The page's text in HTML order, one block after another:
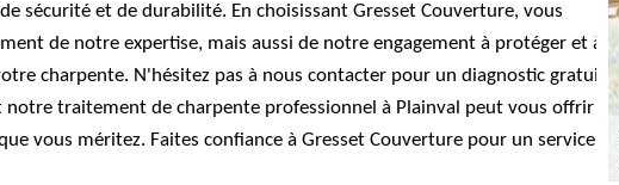
sécurité et de durabilité. En choisissant Gresset Couverture, vous
de notre expertise, mais aussi de notre engagement à protéger et à
charpente. N'hésitez pas à nous contacter pour un diagnostic gratuit et
notre traitement de charpente professionnel à Plainval peut vous offrir la
vous méritez. Faites confiance à Gresset Couverture pour un service de